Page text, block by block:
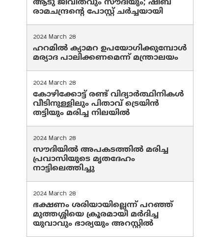
ആടു ജീവിതവും സൗദിയും; ഷീബ
രാമചന്ദ്രന്റെ പോസ്റ്റ് ചര്‍ച്ചയായി
2024 March 28
ഹറമില്‍ ക്യാമറ ഉപയോഗിക്കുമ്പോള്‍
മര്യാദ പാലിക്കണമെന്ന് മന്ത്രാലയം
2024 March 28
കോഴിക്കോട്ട് രണ്ട് വിദ്യാർത്ഥിനികൾ
വീടിനുള്ളിലും പിതാവ് ട്രെയിൻ
തട്ടിയും മരിച്ച നിലയിൽ
2024 March 28
സൗദിയില്‍ അപകടത്തില്‍ മരിച്ച
പ്രവാസിയുടെ മൃതദേഹം
നാട്ടിലെത്തിച്ചു
2024 March 28
ഭക്ഷണം ശരിയായില്ലെന്ന് പറഞ്ഞ്
മുത്തശ്ശിയെ ക്രൂരമായി മര്‍ദിച്ച
യുവാവും ഭാര്യയും അറസ്റ്റില്‍